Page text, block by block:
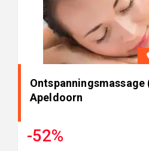
Ontspanningsmassage
Apeldoorn
-52%